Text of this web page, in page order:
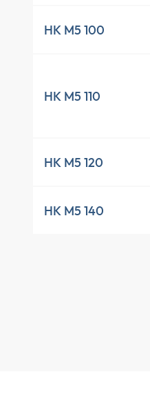
HK M5 100
HK M5 110
HK M5 120
HK M5 140